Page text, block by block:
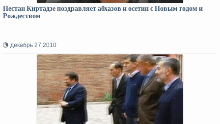
Нестан Киртадзе поздравляет абхазов и осетин с Новым годом и
Рождеством
декабрь 27 2010